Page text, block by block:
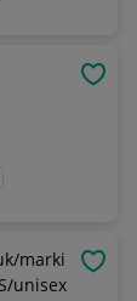
marki
unisex